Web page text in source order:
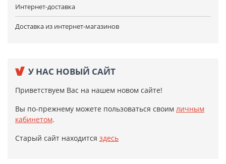
Интернет-доставка
Доставка из интернет-магазинов
У НАС НОВЫЙ САЙТ
Приветствуем Вас на нашем новом сайте!
Вы по-прежнему можете пользоваться своим личным
кабинетом.
Старый сайт находится здесь